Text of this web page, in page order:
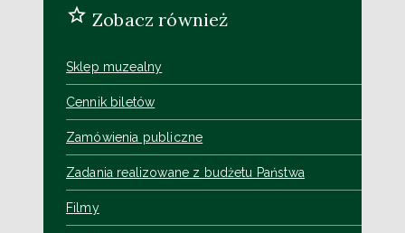
Zobacz również
Sklep muzealny
Cennik biletów
Zamówienia publiczne
Zadania realizowane z budżetu Państwa
Filmy